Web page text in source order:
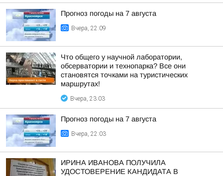
Прогноз погоды на 7 августа
Вчера, 22:09
Что общего у научной лаборатории,
обсерватории и технопарка? Все они
становятся точками на туристических
маршрутах!
Вчера, 23:03
Прогноз погоды на 7 августа
Вчера, 22:03
ИРИНА ИВАНОВА ПОЛУЧИЛА
УДОСТОВЕРЕНИЕ КАНДИДАТА В